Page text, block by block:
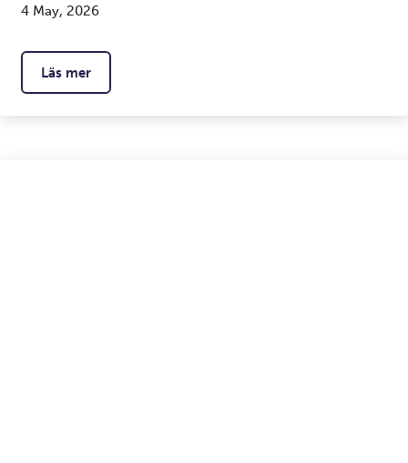
4 May, 2026
Läs mer